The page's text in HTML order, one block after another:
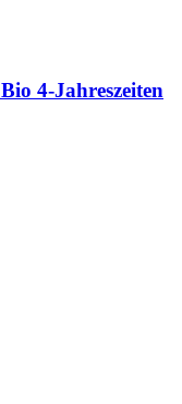
Bio 4-​Jahreszeiten